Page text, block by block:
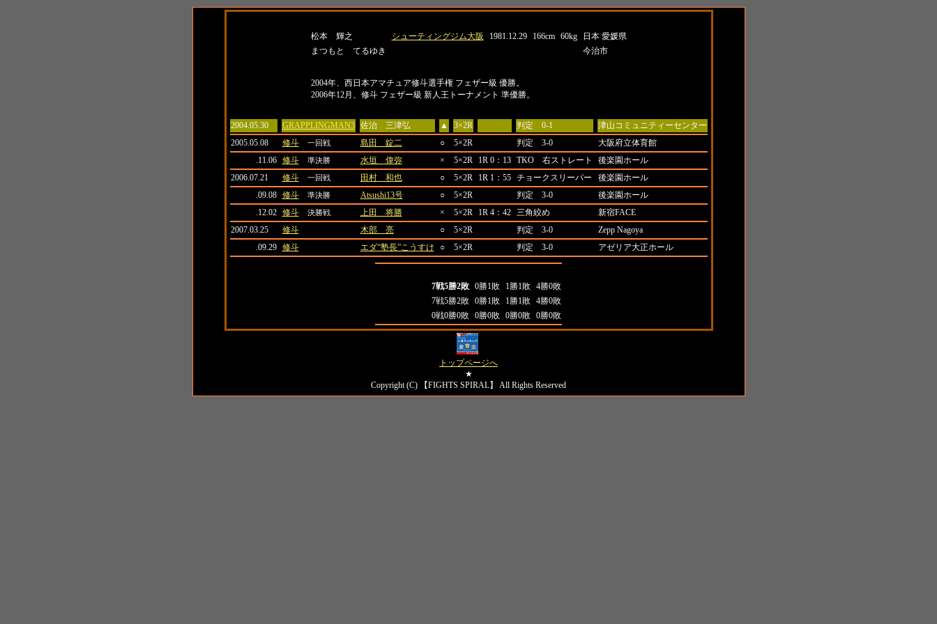
松本 輝之
シューティングジム大阪 1981.12.29 166cm 60kg
日本 愛媛県
まつもと てるゆき
今治市
2004年、西日本アマチュア修斗選手権 フェザー級 優勝。
2006年12月、修斗 フェザー級 新人王トーナメント 準優勝。
2004.05.30
GRAPPLINGMAN3 佐治 三津弘 ▲ 3×2R 判定 0-1
津山コミュニティーセンター
2005.05.08
修斗 一回戦 島田 錠二 ○ 5×2R 判定 3-0
大阪府立体育館
.11.06
修斗 準決勝 水垣 偉弥 × 5×2R 1R 0：13 TKO 右ストレート
後楽園ホール
2006.07.21
修斗 一回戦 田村 和也 ○ 5×2R 1R 1：55 チョークスリーパー
後楽園ホール
.09.08
修斗 準決勝 Atsushi13号 ○ 5×2R 判定 3-0
後楽園ホール
.12.02
修斗 決勝戦 上田 将勝 × 5×2R 1R 4：42 三角絞め
新宿FACE
2007.03.25
修斗 木部 亮 ○ 5×2R 判定 3-0
Zepp Nagoya
.09.29
修斗 エダ“塾長”こうすけ ○ 5×2R 判定 3-0 アゼリア大正ホール
7戦5勝2敗 0勝1敗 1勝1敗 4勝0敗
7戦5勝2敗 0勝1敗 1勝1敗 4勝0敗
0戦0勝0敗 0勝0敗 0勝0敗 0勝0敗
トップページへ
★
Copyright (C) 【FIGHTS SPIRAL】 All Rights Reserved